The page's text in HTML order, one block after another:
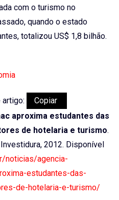
com o turismo no
quando o estado
totalizou US$ 1,8 bilhão.
Copiar
aproxima estudantes das
de hotelaria e turismo.
2012. Disponível
noticias/agencia-
estudantes-das-
de-hotelaria-e-turismo/